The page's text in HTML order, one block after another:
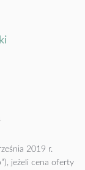
2019 r.
jeżeli cena oferty